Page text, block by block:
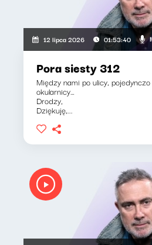
12 lipca 2026 01:53:40
Pora siesty 312
Między nami po ulicy,
okularnicy…
Drodzy,
Dziękuję,...